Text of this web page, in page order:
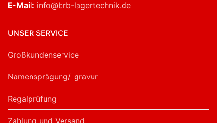
E-Mail: info@brb-lagertechnik.de
UNSER SERVICE
Großkundenservice
Namensprägung/-gravur
Regalprüfung
Zahlung und Versand